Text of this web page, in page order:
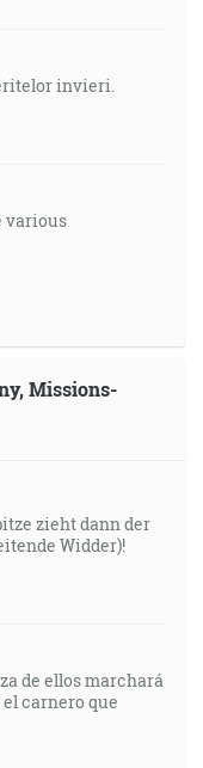
invieri.
various
Missions-
zieht dann der
Widder)!
de ellos marchará
carnero que